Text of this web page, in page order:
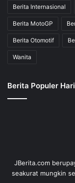
Berita Internasional
Berita MotoGP
Berita Otomotif
Wanita
Berita Populer
JBerita.com
seakurat mungkin